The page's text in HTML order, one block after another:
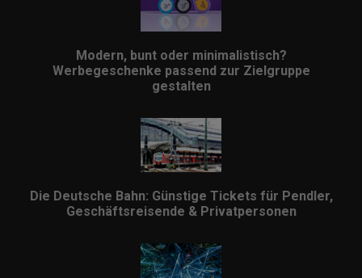
Modern, bunt oder minimalistisch?
Werbegeschenke passend zur Zielgruppe
gestalten
Die Deutsche Bahn: Günstige Tickets für Pendler,
Geschäftsreisende & Privatpersonen